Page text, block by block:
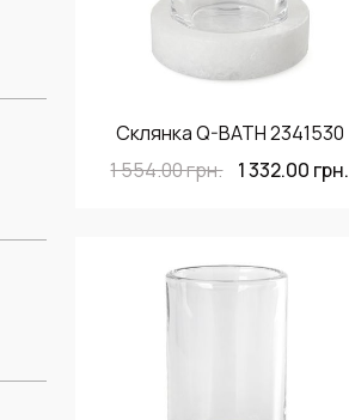
Склянка Q-BATH 2341530
1 554.00грн. 1 332.00 грн.